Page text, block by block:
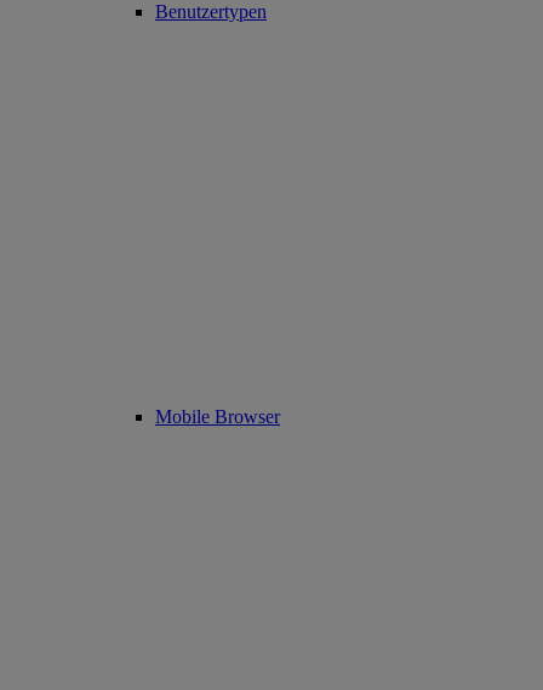
Benutzertypen
Mobile Browser